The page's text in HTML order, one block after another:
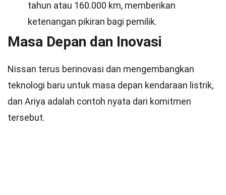
tahun atau 160.000 km, memberikan
ketenangan pikiran bagi pemilik.
Masa Depan dan Inovasi
Nissan terus berinovasi dan mengembangkan
teknologi baru untuk masa depan kendaraan listrik,
dan Ariya adalah contoh nyata dari komitmen
tersebut.